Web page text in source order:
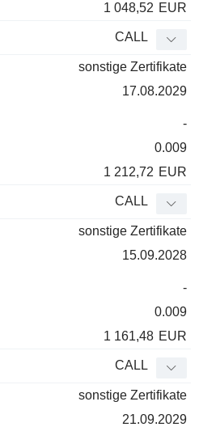
1 048,52 EUR
CALL
sonstige Zertifikate
17.08.2029
-
0.009
1 212,72 EUR
CALL
sonstige Zertifikate
15.09.2028
-
0.009
1 161,48 EUR
CALL
sonstige Zertifikate
21.09.2029